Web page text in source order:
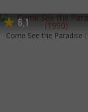
6,1
Come See the Paradise